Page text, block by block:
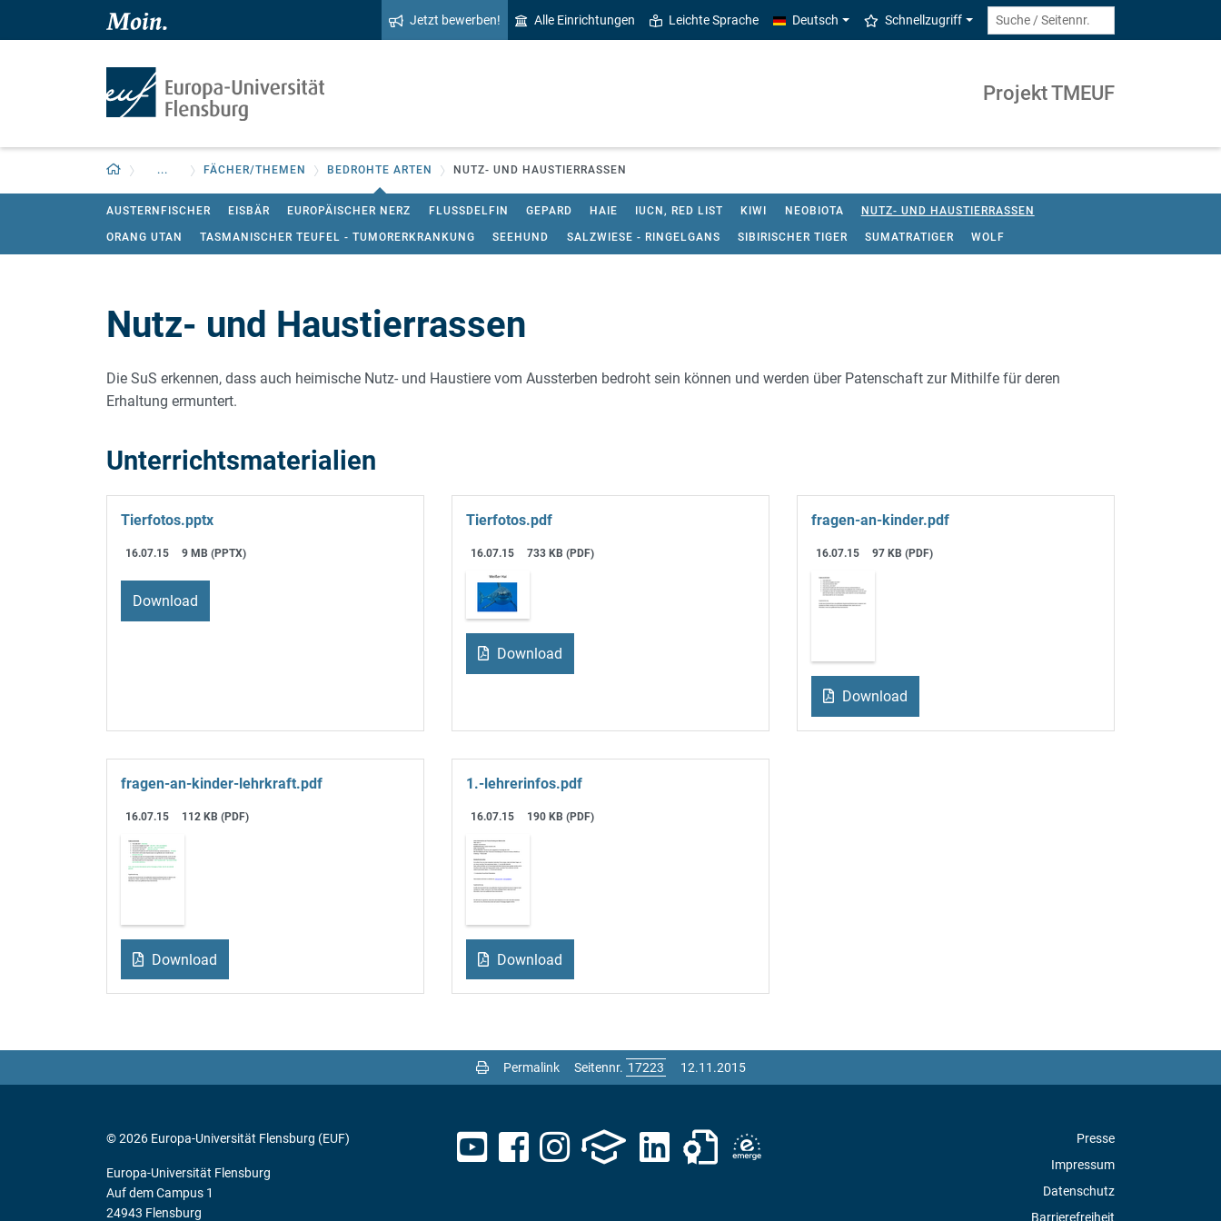
Zum Hauptinhalt springen
Zur Navigation springen
Jetzt bewerben! Alle Einrichtungen Leichte Sprache Deutsch Schnellzugriff
Projekt TMEUF
Zurück zur Startseite
... FÄCHER/THEMEN BEDROHTE ARTEN NUTZ- UND HAUSTIERRASSEN
AUSTERNFISCHER EISBÄR EUROPÄISCHER NERZ FLUSSDELFIN GEPARD HAIE IUCN, RED LIST KIWI NEOBIOTA NUTZ- UND HAUSTIERRASSEN
ORANG UTAN TASMANISCHER TEUFEL - TUMORERKRANKUNG SEEHUND SALZWIESE - RINGELGANS SIBIRISCHER TIGER SUMATRATIGER WOLF
Nutz- und Haustierrassen
Die SuS erkennen, dass auch heimische Nutz- und Haustiere vom Aussterben bedroht sein können und werden über Patenschaft zur Mithilfe für deren
Erhaltung ermuntert.
Unterrichtsmaterialien
Tierfotos.pptx
16.07.15 9 MB (PPTX)
Download
Tierfotos.pdf
16.07.15 733 KB (PDF)
Download
fragen-an-kinder.pdf
16.07.15 97 KB (PDF)
Download
fragen-an-kinder-lehrkraft.pdf
16.07.15 112 KB (PDF)
Download
1.-lehrerinfos.pdf
16.07.15 190 KB (PDF)
Download
Permalink Seitennr. 12.11.2015
Presse
Impressum
Datenschutz
Barrierefreiheit
© 2026 Europa-Universität Flensburg (EUF)
Europa-Universität Flensburg
Auf dem Campus 1
24943 Flensburg